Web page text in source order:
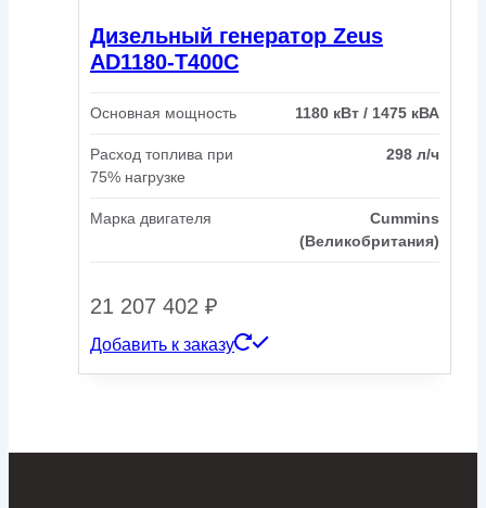
Дизельный генератор Zeus
AD1180-T400C
Основная мощность 1180 кВт / 1475 кВА
Расход топлива при
75% нагрузке
298 л/ч
Марка двигателя
Cummins
(Великобритания)
21 207 402 ₽
Добавить к заказу